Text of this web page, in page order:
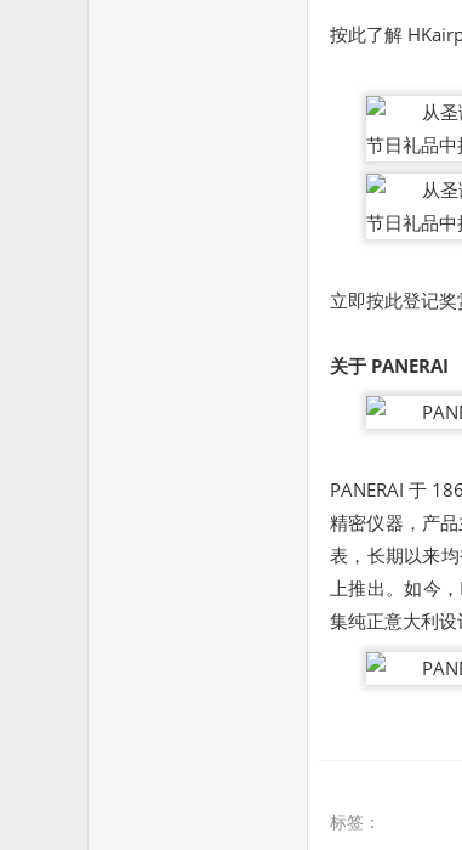
按此了解
立即按此登记奖
关于 PANERAI
PANERAI 于
精密仪器，产
表，长期以来
上推出。如今
集纯正意大利设
标签：